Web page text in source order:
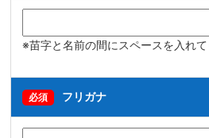
※苗字と名前の間にスペースを入れて
必須 フリガナ